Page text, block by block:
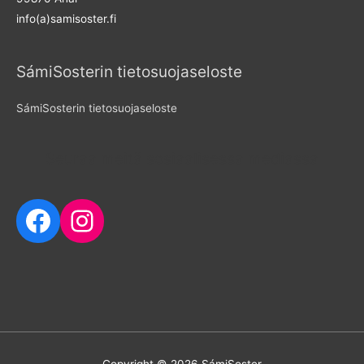
info(a)samisoster.fi
SámiSosterin tietosuojaseloste
SámiSosterin tietosuojaseloste
Facebook
Instagram